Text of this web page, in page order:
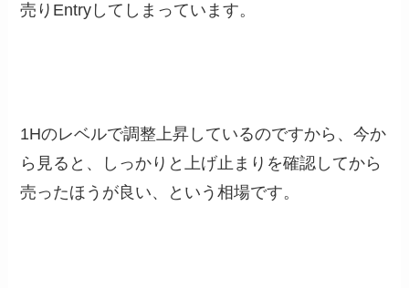
売りEntryしてしまっています。
1Hのレベルで調整上昇しているのですから、今か
ら見ると、しっかりと上げ止まりを確認してから
売ったほうが良い、という相場です。